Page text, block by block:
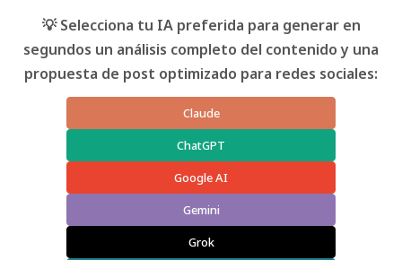
💡 Selecciona tu IA preferida para generar en
segundos un análisis completo del contenido y una
propuesta de post optimizado para redes sociales:
Claude
ChatGPT
Google AI
Gemini
Grok